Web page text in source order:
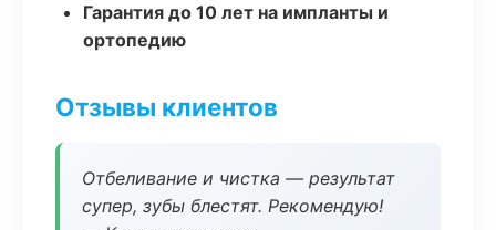
Гарантия до 10 лет на импланты и
ортопедию
Отзывы клиентов
Отбеливание и чистка — результат
супер, зубы блестят. Рекомендую!